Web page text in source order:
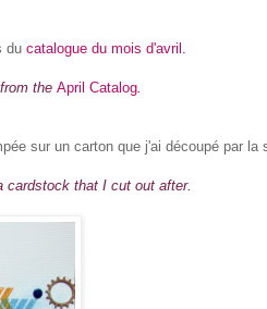
du catalogue du mois d'avril.
the April Catalog.
sur un carton que j'ai découpé par la
cardstock that I cut out after.